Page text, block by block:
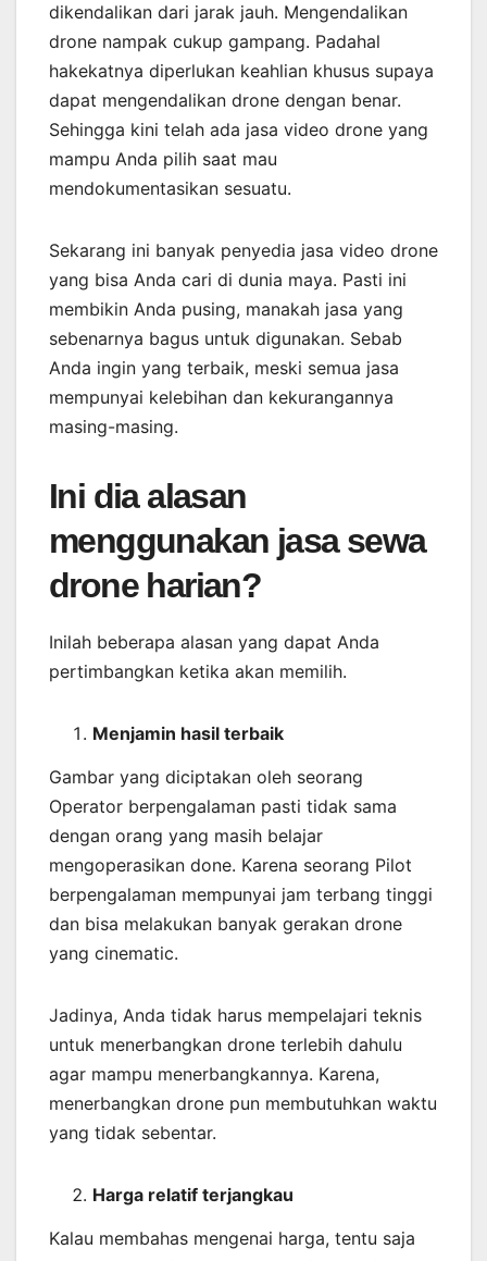
dikendalikan dari jarak jauh. Mengendalikan
drone nampak cukup gampang. Padahal
hakekatnya diperlukan keahlian khusus supaya
dapat mengendalikan drone dengan benar.
Sehingga kini telah ada jasa video drone yang
mampu Anda pilih saat mau
mendokumentasikan sesuatu.
Sekarang ini banyak penyedia jasa video drone
yang bisa Anda cari di dunia maya. Pasti ini
membikin Anda pusing, manakah jasa yang
sebenarnya bagus untuk digunakan. Sebab
Anda ingin yang terbaik, meski semua jasa
mempunyai kelebihan dan kekurangannya
masing-masing.
Ini dia alasan
menggunakan jasa sewa
drone harian?
Inilah beberapa alasan yang dapat Anda
pertimbangkan ketika akan memilih.
Menjamin hasil terbaik
Gambar yang diciptakan oleh seorang
Operator berpengalaman pasti tidak sama
dengan orang yang masih belajar
mengoperasikan done. Karena seorang Pilot
berpengalaman mempunyai jam terbang tinggi
dan bisa melakukan banyak gerakan drone
yang cinematic.
Jadinya, Anda tidak harus mempelajari teknis
untuk menerbangkan drone terlebih dahulu
agar mampu menerbangkannya. Karena,
menerbangkan drone pun membutuhkan waktu
yang tidak sebentar.
Harga relatif terjangkau
Kalau membahas mengenai harga, tentu saja